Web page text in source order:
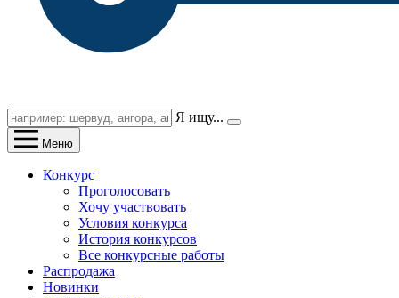
Я ищу...
Меню
Конкурс
Проголосовать
Хочу участвовать
Условия конкурса
История конкурсов
Все конкурсные работы
Распродажа
Новинки